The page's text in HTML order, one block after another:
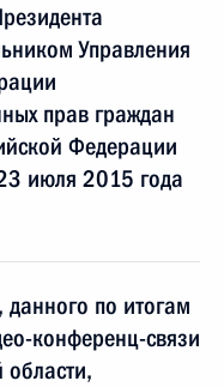
Управления
прав граждан
Федерации
июля 2015 года
данного по итогам
конференц-связи